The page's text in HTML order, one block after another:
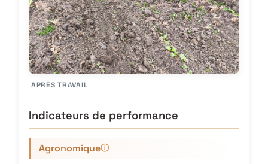
APRÈS TRAVAIL
Indicateurs de performance
Agronomiqueⓘ